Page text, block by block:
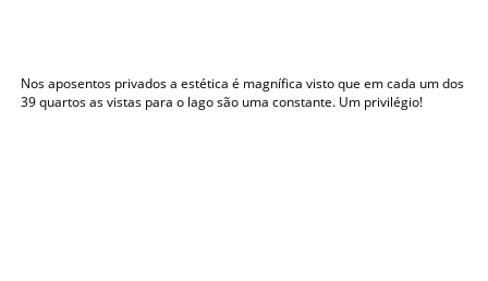
Nos aposentos privados a estética é magnífica visto que em cada um dos
39 quartos as vistas para o lago são uma constante. Um privilégio!